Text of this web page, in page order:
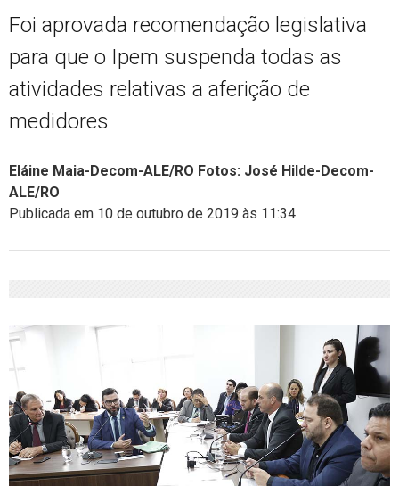
Foi aprovada recomendação legislativa
para que o Ipem suspenda todas as
atividades relativas a aferição de
medidores
Eláine Maia-Decom-ALE/RO Fotos: José Hilde-Decom-
ALE/RO
Publicada em 10 de outubro de 2019 às 11:34